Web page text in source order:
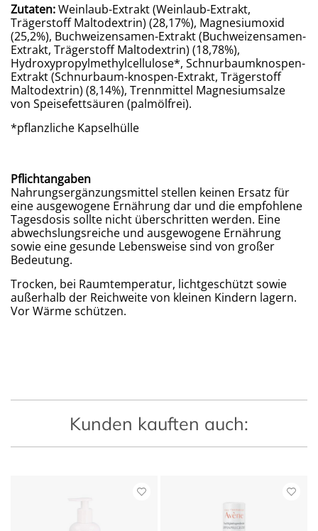
Zutaten:Weinlaub-Extrakt (Weinlaub-Extrakt,
Trägerstoff Maltodextrin) (28,17%), Magnesiumoxid
(25,2%), Buchweizensamen-Extrakt (Buchweizensamen-
Extrakt, Trägerstoff Maltodextrin) (18,78%),
Hydroxypropylmethylcellulose*, Schnurbaumknospen-
Extrakt (Schnurbaum-knospen-Extrakt, Trägerstoff
Maltodextrin) (8,14%), Trennmittel Magnesiumsalze
von Speisefettsäuren (palmölfrei).
*pflanzliche Kapselhülle
Pflichtangaben
Nahrungsergänzungsmittel stellen keinen Ersatz für
eine ausgewogene Ernährung dar und die empfohlene
Tagesdosis sollte nicht überschritten werden. Eine
abwechslungsreiche und ausgewogene Ernährung
sowie eine gesunde Lebensweise sind von großer
Bedeutung.
Trocken, bei Raumtemperatur, lichtgeschützt sowie
außerhalb der Reichweite von kleinen Kindern lagern.
Vor Wärme schützen.
Kunden kauften auch: